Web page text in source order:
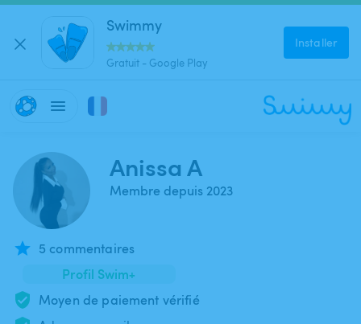
Swimmy
Gratuit - Google Play
Installer
Anissa A
Membre depuis 2023
5 commentaires
Profil Swim+
Moyen de paiement vérifié